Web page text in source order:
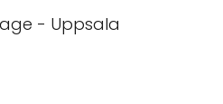
- Uppsala